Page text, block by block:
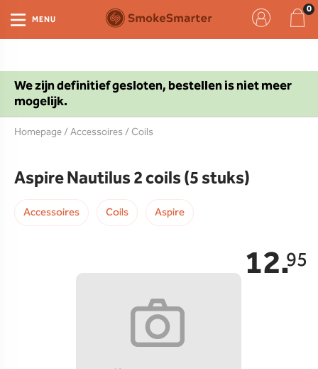
We zijn definitief gesloten, bestellen is niet meer
mogelijk.
MENU
Homepage/Accessoires/Coils
Aspire Nautilus 2 coils (5 stuks)
Accessoires Coils Aspire
12.95